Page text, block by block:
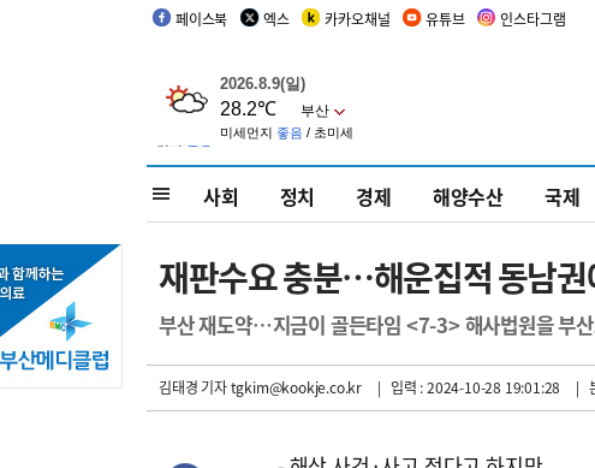
페이스북 엑스 카카오채널 유튜브 인스타그램
사회 정치 경제 해양수산 국제
재판수요 충분…해운집적 동남권
부산 재도약…지금이 골든타임 <7-3> 해사법원을 부
김태경 기자tgkim@kookje.co.kr | 입력 : 2024-10-28 19:01:28 |